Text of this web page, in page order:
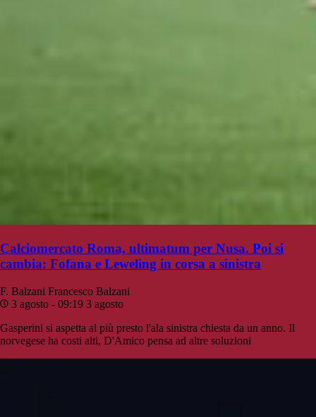
Calciomercato Roma, ultimatum per Nusa. Poi si
cambia: Fofana e Leweling in corsa a sinistra
F. Balzani Francesco Balzani
3 agosto - 09:19 3 agosto
Gasperini si aspetta al più presto l'ala sinistra chiesta da un anno. Il
norvegese ha costi alti, D'Amico pensa ad altre soluzioni